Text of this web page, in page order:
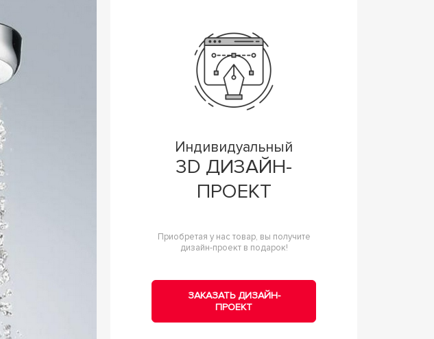
Индивидуальный
3D ДИЗАЙН-
ПРОЕКТ
Приобретая у нас товар, вы получите
дизайн-проект в подарок!
ЗАКАЗАТЬ ДИЗАЙН-
ПРОЕКТ